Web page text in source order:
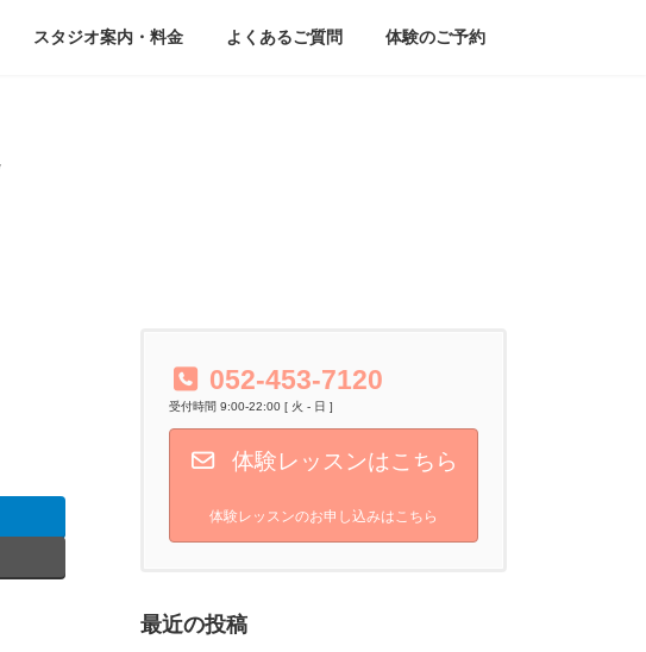
スタジオ案内・料金 よくあるご質問 体験のご予約
052-453-7120
受付時間 9:00-22:00 [ 火 - 日 ]
体験レッスンはこちら
体験レッスンのお申し込みはこちら
最近の投稿